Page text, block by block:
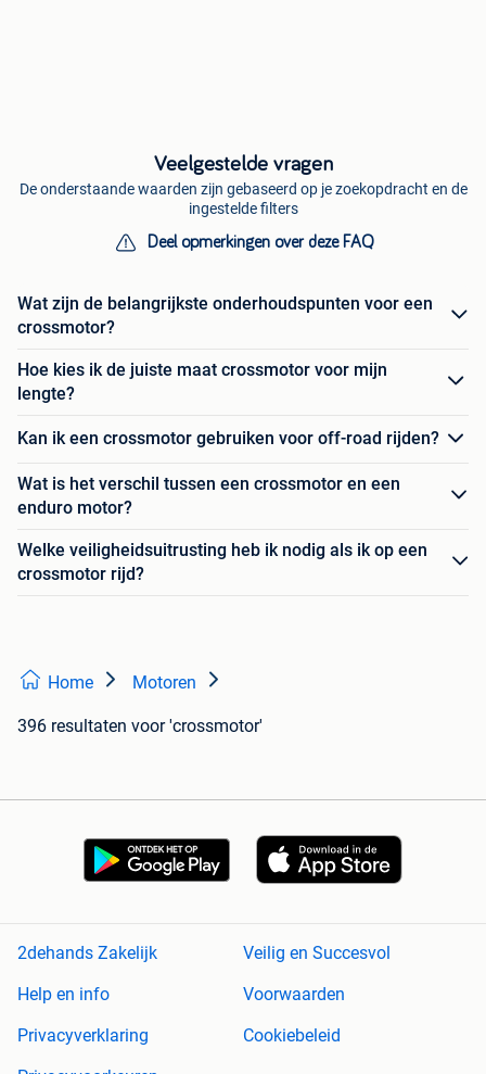
Veelgestelde vragen
De onderstaande waarden zijn gebaseerd op je zoekopdracht en de
ingestelde filters
Deel opmerkingen over deze FAQ
Wat zijn de belangrijkste onderhoudspunten voor een
crossmotor?
Hoe kies ik de juiste maat crossmotor voor mijn
lengte?
Kan ik een crossmotor gebruiken voor off-road rijden?
Wat is het verschil tussen een crossmotor en een
enduro motor?
Welke veiligheidsuitrusting heb ik nodig als ik op een
crossmotor rijd?
Home Motoren
396 resultaten voor 'crossmotor'
2dehands Zakelijk
Veilig en Succesvol
Help en info
Voorwaarden
Privacyverklaring
Cookiebeleid